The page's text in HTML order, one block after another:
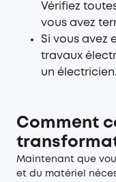
Vérifiez
vous avez
Si vous avez
travaux
un électricien.
Comment
Maintenant que
et du matériel